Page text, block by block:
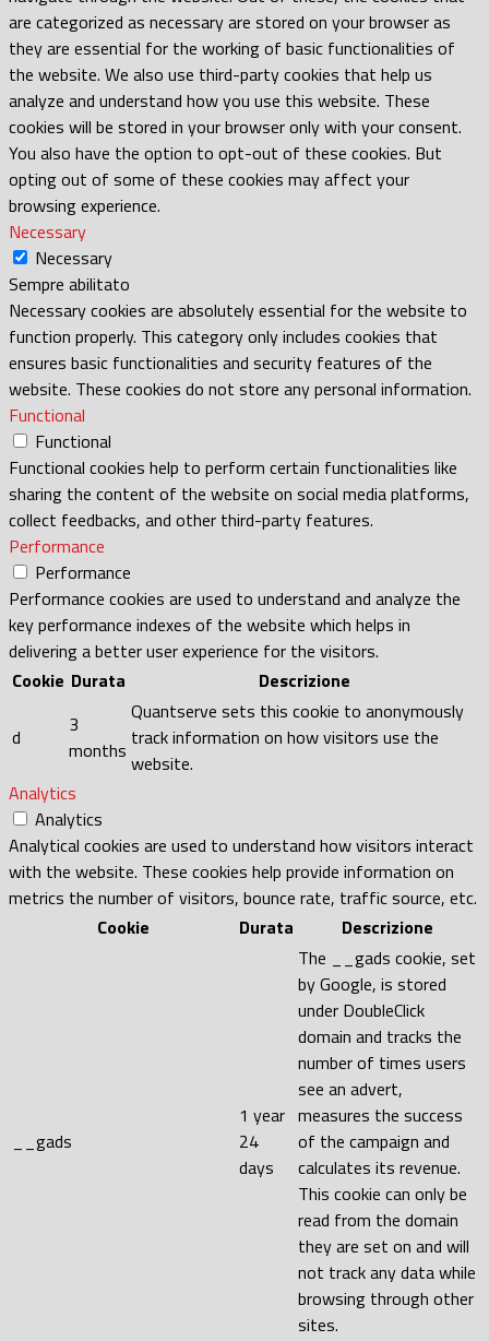
are categorized as necessary are stored on your browser as
they are essential for the working of basic functionalities of
the website. We also use third-party cookies that help us
analyze and understand how you use this website. These
cookies will be stored in your browser only with your consent.
You also have the option to opt-out of these cookies. But
opting out of some of these cookies may affect your
browsing experience.
Necessary
Necessary
Sempre abilitato
Necessary cookies are absolutely essential for the website to
function properly. This category only includes cookies that
ensures basic functionalities and security features of the
website. These cookies do not store any personal information.
Functional
Functional
Functional cookies help to perform certain functionalities like
sharing the content of the website on social media platforms,
collect feedbacks, and other third-party features.
Performance
Performance
Performance cookies are used to understand and analyze the
key performance indexes of the website which helps in
delivering a better user experience for the visitors.
Cookie Durata Descrizione
d
3
months
Quantserve sets this cookie to anonymously
track information on how visitors use the
website.
Analytics
Analytics
Analytical cookies are used to understand how visitors interact
with the website. These cookies help provide information on
metrics the number of visitors, bounce rate, traffic source, etc.
Cookie
Durata Descrizione
__gads
1 year
24
days
The __gads cookie, set
by Google, is stored
under DoubleClick
domain and tracks the
number of times users
see an advert,
measures the success
of the campaign and
calculates its revenue.
This cookie can only be
read from the domain
they are set on and will
not track any data while
browsing through other
sites.